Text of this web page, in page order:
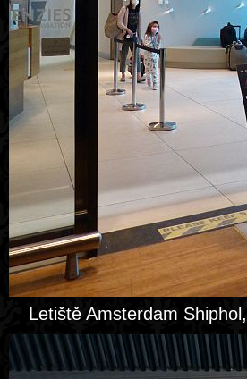
Letiště Amsterdam